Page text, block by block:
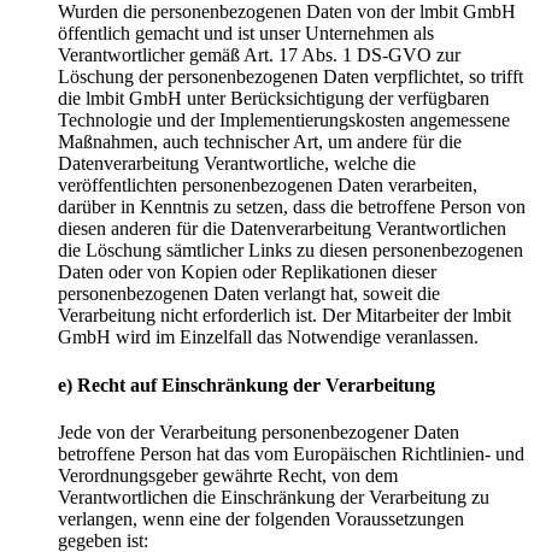
Wurden die personenbezogenen Daten von der lmbit GmbH
öffentlich gemacht und ist unser Unternehmen als
Verantwortlicher gemäß Art. 17 Abs. 1 DS-GVO zur
Löschung der personenbezogenen Daten verpflichtet, so trifft
die lmbit GmbH unter Berücksichtigung der verfügbaren
Technologie und der Implementierungskosten angemessene
Maßnahmen, auch technischer Art, um andere für die
Datenverarbeitung Verantwortliche, welche die
veröffentlichten personenbezogenen Daten verarbeiten,
darüber in Kenntnis zu setzen, dass die betroffene Person von
diesen anderen für die Datenverarbeitung Verantwortlichen
die Löschung sämtlicher Links zu diesen personenbezogenen
Daten oder von Kopien oder Replikationen dieser
personenbezogenen Daten verlangt hat, soweit die
Verarbeitung nicht erforderlich ist. Der Mitarbeiter der lmbit
GmbH wird im Einzelfall das Notwendige veranlassen.
e) Recht auf Einschränkung der Verarbeitung
Jede von der Verarbeitung personenbezogener Daten
betroffene Person hat das vom Europäischen Richtlinien- und
Verordnungsgeber gewährte Recht, von dem
Verantwortlichen die Einschränkung der Verarbeitung zu
verlangen, wenn eine der folgenden Voraussetzungen
gegeben ist: